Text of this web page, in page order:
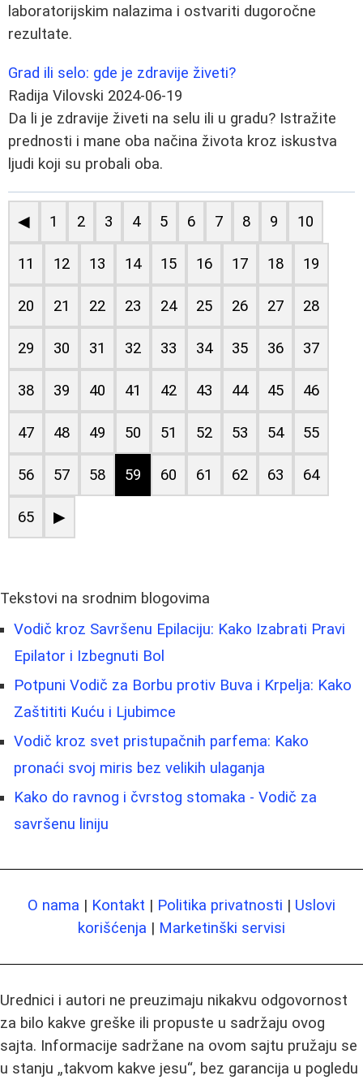
laboratorijskim nalazima i ostvariti dugoročne
rezultate.
Grad ili selo: gde je zdravije živeti?
Radija Vilovski 2024-06-19
Da li je zdravije živeti na selu ili u gradu? Istražite
prednosti i mane oba načina života kroz iskustva
ljudi koji su probali oba.
◀ 1 2 3 4 5 6 7 8 9 10
11 12 13 14 15 16 17 18 19
20 21 22 23 24 25 26 27 28
29 30 31 32 33 34 35 36 37
38 39 40 41 42 43 44 45 46
47 48 49 50 51 52 53 54 55
56 57 58 59 60 61 62 63 64
65 ▶
Tekstovi na srodnim blogovima
Vodič kroz Savršenu Epilaciju: Kako Izabrati Pravi
Epilator i Izbegnuti Bol
Potpuni Vodič za Borbu protiv Buva i Krpelja: Kako
Zaštititi Kuću i Ljubimce
Vodič kroz svet pristupačnih parfema: Kako
pronaći svoj miris bez velikih ulaganja
Kako do ravnog i čvrstog stomaka - Vodič za
savršenu liniju
O nama | Kontakt | Politika privatnosti | Uslovi
korišćenja | Marketinški servisi
Urednici i autori ne preuzimaju nikakvu odgovornost
za bilo kakve greške ili propuste u sadržaju ovog
sajta. Informacije sadržane na ovom sajtu pružaju se
u stanju „takvom kakve jesu“, bez garancija u pogledu